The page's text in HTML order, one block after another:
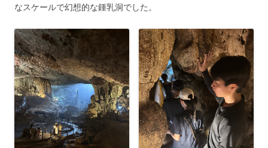
なスケールで幻想的な鍾乳洞でした。